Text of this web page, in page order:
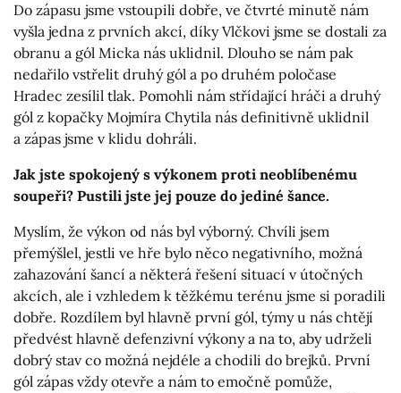
Do zápasu jsme vstoupili dobře, ve čtvrté minutě nám
vyšla jedna z prvních akcí, díky Vlčkovi jsme se dostali za
obranu a gól Micka nás uklidnil. Dlouho se nám pak
nedařilo vstřelit druhý gól a po druhém poločase
Hradec zesílil tlak. Pomohli nám střídající hráči a druhý
gól z kopačky Mojmíra Chytila nás definitivně uklidnil
a zápas jsme v klidu dohráli.
Jak jste spokojený s výkonem proti neoblíbenému
soupeři? Pustili jste jej pouze do jediné šance.
Myslím, že výkon od nás byl výborný. Chvíli jsem
přemýšlel, jestli ve hře bylo něco negativního, možná
zahazování šancí a některá řešení situací v útočných
akcích, ale i vzhledem k těžkému terénu jsme si poradili
dobře. Rozdílem byl hlavně první gól, týmy u nás chtějí
předvést hlavně defenzivní výkony a na to, aby udrželi
dobrý stav co možná nejdéle a chodili do brejků. První
gól zápas vždy otevře a nám to emočně pomůže,